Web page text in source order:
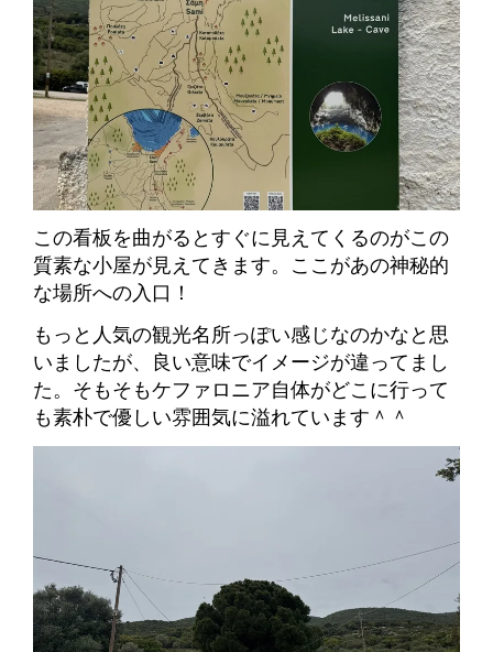
この看板を曲がるとすぐに見えてくるのがこの
質素な小屋が見えてきます。 ここがあの神秘的
な場所への入口！
もっと人気の観光名所っぽい感じなのかなと思
いましたが、良い意味でイメージが違ってまし
た。そもそもケファロニア自体がどこに行って
も素朴で優しい雰囲気に溢れています＾＾